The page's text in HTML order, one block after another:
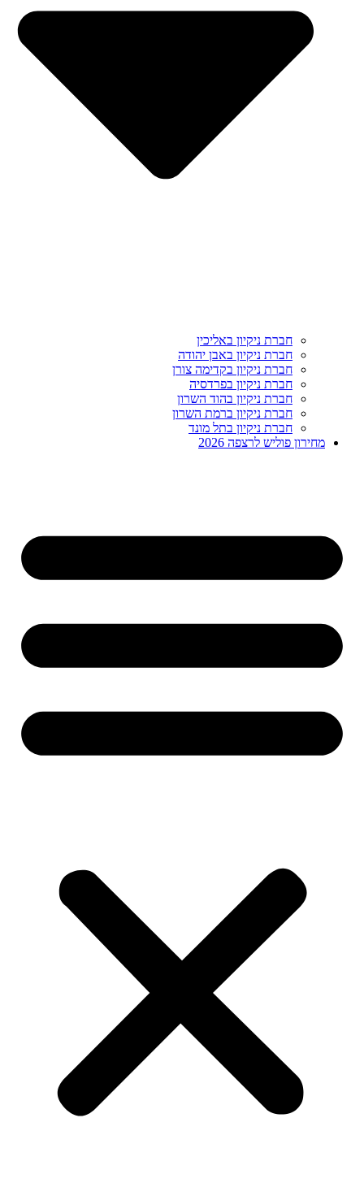
חברת ניקיון באליכין
חברת ניקיון באבן יהודה
חברת ניקיון בקדימה צורן
חברת ניקיון בפרדסיה
חברת ניקיון בהוד השרון
חברת ניקיון ברמת השרון
חברת ניקיון בתל מונד
מחירון פוליש לרצפה 2026